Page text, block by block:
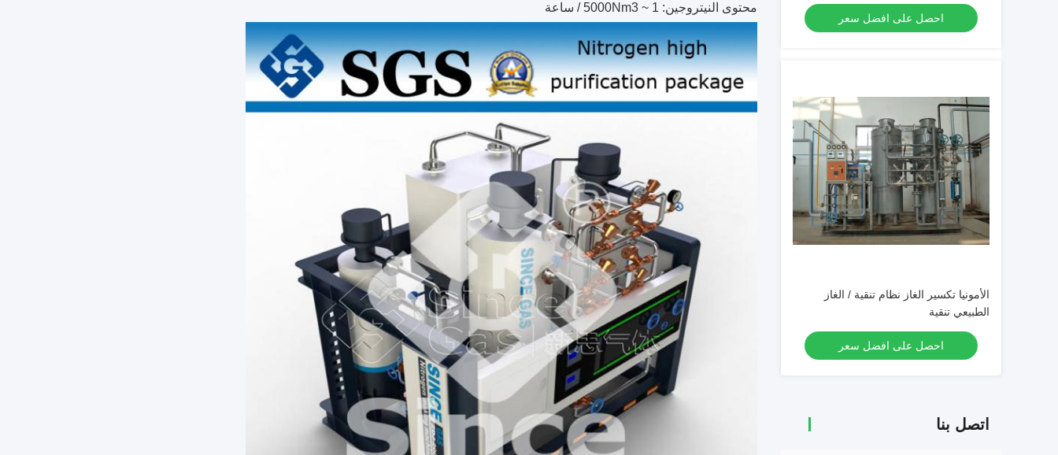
احصل على افضل سعر
الأمونيا تكسير الغاز نظام تنقية / الغاز
الطبيعي تنقية
احصل على افضل سعر
اتصل بنا
محتوى النيتروجين: 1 ~ 5000Nm3 / ساعة